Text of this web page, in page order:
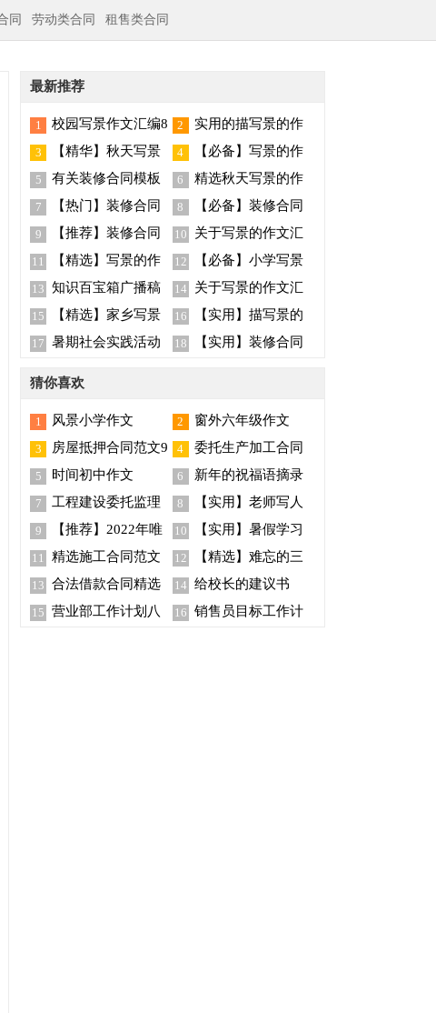
同 劳动类合同 租售类合同
最新推荐
1
校园写景作文汇编8
篇
2
实用的描写景的作
文400字5篇
3
【精华】秋天写景
作文八篇
4
【必备】写景的作
文合集十篇
5
有关装修合同模板
汇总七篇
6
精选秋天写景的作
文汇编9篇
7
【热门】装修合同
模板锦集五篇
8
【必备】装修合同
范文汇总十篇
9
【推荐】装修合同
范文集锦9篇
10
关于写景的作文汇
总九篇
11
【精选】写景的作
文汇总七篇
12
【必备】小学写景
作文四篇
13 知识百宝箱广播稿 14
关于写景的作文汇
总8篇
15
【精选】家乡写景
的作文八篇
16
【实用】描写景的
作文300字九篇
17 暑期社会实践活动
18
【实用】装修合同
猜你喜欢
1 风景小学作文 2 窗外六年级作文
3
房屋抵押合同范文9
篇
4
委托生产加工合同
【荐】
5 时间初中作文 6
新年的祝福语摘录
88句
7
工程建设委托监理
合同
8
【实用】老师写人
作文300字锦集六篇
9
【推荐】2022年唯
美新年祝福语集锦96条
10
【实用】暑假学习
计划模板八篇
11
精选施工合同范文
汇编五篇
12
【精选】难忘的三
年级作文300字九篇
13 合法借款合同精选
15篇
14 给校长的建议书
【热】
15 营业部工作计划八
16 销售员目标工作计